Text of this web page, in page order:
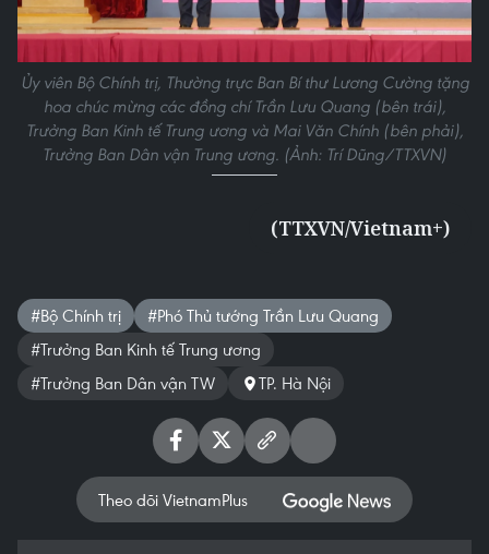
Ủy viên Bộ Chính trị, Thường trực Ban Bí thư Lương Cường tặng
hoa chúc mừng các đồng chí Trần Lưu Quang (bên trái),
Trưởng Ban Kinh tế Trung ương và Mai Văn Chính (bên phải),
Trưởng Ban Dân vận Trung ương. (Ảnh: Trí Dũng/TTXVN)
(TTXVN/Vietnam+)
#Bộ Chính trị
#Phó Thủ tướng Trần Lưu Quang
#Trưởng Ban Kinh tế Trung ương
#Trưởng Ban Dân vận TW
TP. Hà Nội
Theo dõi VietnamPlus